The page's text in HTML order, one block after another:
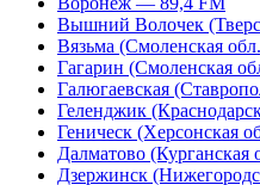
Вышний Волочек
Вязьма (Смоленская
Гагарин (Смоленская
Галюгаевская
Геленджик
Геническ (Херсонская
Далматово
Дзержинск